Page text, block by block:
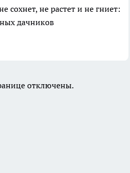
сохнет, не растет и не гниет:
дачников
отключены.